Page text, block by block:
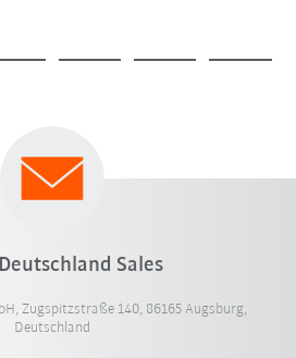
Sales
Zugspitzstraße 140, 86165 Augsburg,
Deutschland